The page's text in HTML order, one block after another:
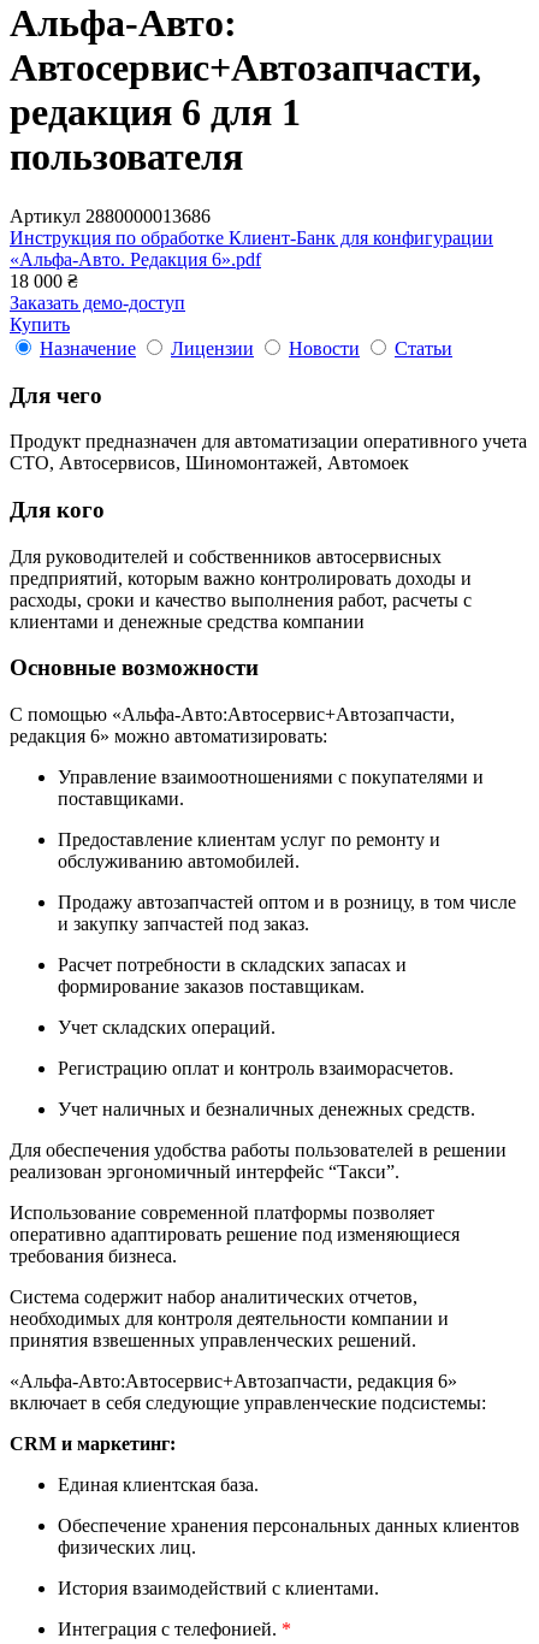
Альфа-Авто:
Автосервис+Автозапчасти,
редакция 6 для 1
пользователя
Артикул 2880000013686
Инструкция по обработке Клиент-Банк для конфигурации
«Альфа-Авто. Редакция 6».pdf
18 000 ₴
Заказать демо-доступ
Купить
Назначение
Лицензии Новости Статьи
Для чего
Продукт предназначен для автоматизации оперативного учета
СТО, Автосервисов, Шиномонтажей, Автомоек
Для кого
Для руководителей и собственников автосервисных
предприятий, которым важно контролировать доходы и
расходы, сроки и качество выполнения работ, расчеты с
клиентами и денежные средства компании
Основные возможности
С помощью «Альфа-Авто:Автосервис+Автозапчасти,
редакция 6» можно автоматизировать:
Управление взаимоотношениями с покупателями и
поставщиками.
Предоставление клиентам услуг по ремонту и
обслуживанию автомобилей.
Продажу автозапчастей оптом и в розницу, в том числе
и закупку запчастей под заказ.
Расчет потребности в складских запасах и
формирование заказов поставщикам.
Учет складских операций.
Регистрацию оплат и контроль взаиморасчетов.
Учет наличных и безналичных денежных средств.
Для обеспечения удобства работы пользователей в решении
реализован эргономичный интерфейс “Такси”.
Использование современной платформы позволяет
оперативно адаптировать решение под изменяющиеся
требования бизнеса.
Система содержит набор аналитических отчетов,
необходимых для контроля деятельности компании и
принятия взвешенных управленческих решений.
«Альфа-Авто:Автосервис+Автозапчасти, редакция 6»
включает в себя следующие управленческие подсистемы:
CRM и маркетинг:
Единая клиентская база.
Обеспечение хранения персональных данных клиентов
физических лиц.
История взаимодействий с клиентами.
Интеграция с телефонией. *